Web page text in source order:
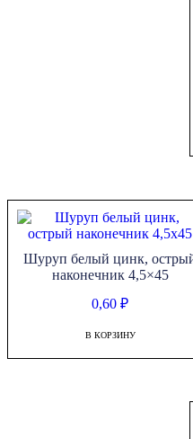
Шуруп белый цинк,
наконечник 4,5×45
0,60₽
В КОРЗИНУ